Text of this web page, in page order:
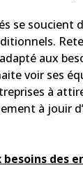
se
aux
voir ses
à
à jouir
des